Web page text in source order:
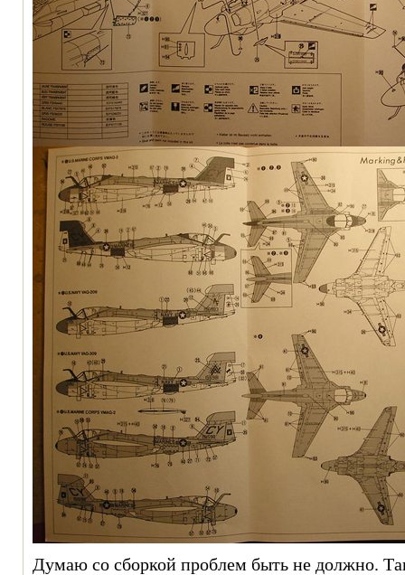
Думаю со сборкой проблем быть не должно.